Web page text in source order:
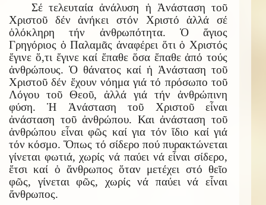
Σέ τελευταία ἀνάλυση ἡ Ἀνάσταση τοῦ
Χριστοῦ δέν ἀνήκει στόν Χριστό ἀλλά σέ
ὁλόκληρη τήν ἀνθρωπότητα. Ὁ ἅγιος
Γρηγόριος ὁ Παλαμᾶς ἀναφέρει ὅτι ὁ Χριστός
ἔγινε ὅ,τι ἔγινε καί ἔπαθε ὅσα ἔπαθε ἀπό τούς
ἀνθρώπους. Ὁ θάνατος καί ἡ Ἀνάσταση τοῦ
Χριστοῦ δέν ἔχουν νόημα γιά τό πρόσωπο τοῦ
Λόγου τοῦ Θεοῦ, ἀλλά γιά τήν ἀνθρώπινη
φύση. Ἡ Ἀνάσταση τοῦ Χριστοῦ εἶναι
ἀνάσταση τοῦ ἀνθρώπου. Και ἀνάσταση τοῦ
ἀνθρώπου εἶναι φῶς καί για τόν ἴδιο καί γιά
τόν κόσμο. Ὅπως τό σίδερο πού πυρακτώνεται
γίνεται φωτιά, χωρίς νά παύει νά εἶναι σίδερο,
ἔτσι καί ὁ ἄνθρωπος ὅταν μετέχει στό θεῖο
φῶς, γίνεται φῶς, χωρίς νά παύει νά εἶναι
ἄνθρωπος.